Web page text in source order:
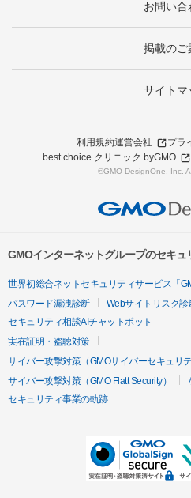
お問い合
掲載のご
サイトマ
利用規約運営会社
プラ
best choice クリニック byGMO
©GMO DesignOne, Inc.
GMOインターネットグループのセキュ
世界初総合ネットセキュリティサービス「
パスワード漏洩診断
Webサイトリスク診
セキュリティ相談AIチャットボット
実在証明・盗聴対策
サイバー攻撃対策（GMOサイバーセキュリ
サイバー攻撃対策（GMO Flatt Security）
セキュリティ事業の軌跡